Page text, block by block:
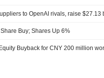
Buy; Shares Up 6%